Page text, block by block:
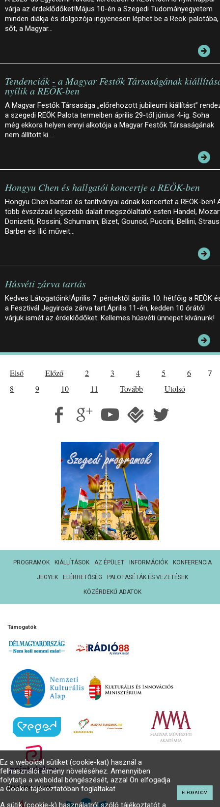
várja az érdeklődőket!Május 10-én a Szegedi Tudományegyetem
minden diákja és dolgozója ingyenesen léphet be a Reök-palotába,
sőt, a Magyar…
Tendenciák - a Magyar Festők Társaságának
nyílik a REÖK-ben
A Magyar Festők Társasága „előrehozott jubileumi kiállítást”
a szegedi REÖK Palota termeiben április 29-től június 4-ig. Soha
még ekkora helyen ennyi alkotója a Magyar Festők Társaságának
nem állított ki.…
Hongyu Chen és hallgatói koncertje a REÖK-ben
Hongyu Chen bariton és tanítványai adnak koncertet a REÖK-ben!
több évszázad legszebb dalait megszólaltató esten Händel,
Donizetti, Rossini, Schumann, Bizet, Gounod, Puccini, Bellini,
Barber és Ilić műveit…
Húsvéti zárva tartás
Kedves Látogatóink!Április 7. péntektől április 10. hétfőig a REÖK
a Fesztivál Jegyiroda zárva tart.Április 11-én, kedden 10 órától
várjuk ismét az érdeklődőket. Kellemes húsvéti ünnepet kívánunk!
Első Előző 2 3 4 5 6 7
8 9 10 11 Tovább Utolsó
PROGRAMOK KIÁLLÍTÁSOK AZ ÉPÜLET INFORMÁCIÓK KONFERENCIA
JEGYEK ELÉRHETŐSÉG PALOTASÉTÁK ÉS VEZETÉSEK
KÖZÉRDEKŰ ADATOK
Támogatók
Médiatámogatók
Ez a weboldal sütiket (cookie-kat) használ a
felhasználói élmény növeléséhez. Amennyiben
folytatja a weboldal böngészését, azzal Ön elfogadja
a Cookie tájékoztatóban foglaltakat.
A sütik (cookie-k) használatról szóló tájékoztatót a
ELFOGADOM